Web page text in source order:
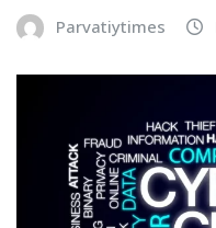
Parvatiytimes